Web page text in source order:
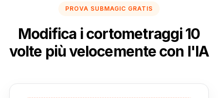
PROVA SUBMAGIC GRATIS
Modifica i cortometraggi 10
volte più velocemente con l'IA